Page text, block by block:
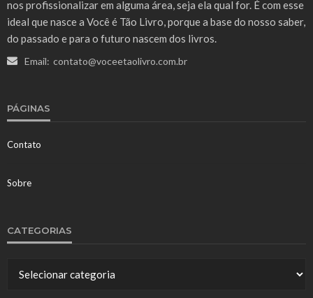
nos profissionalizar em alguma área, seja ela qual for. É com esse
ideal que nasce a Você é Tão Livro, porque a base do nosso saber,
do passado e para o futuro nascem dos livros.
Email: contato@voceetaolivro.com.br
PÁGINAS
Contato
Sobre
CATEGORIAS